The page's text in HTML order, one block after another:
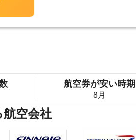
航空券が安い時期
8月
空会社